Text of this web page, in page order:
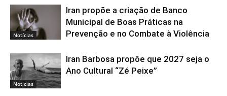
Notícias
Iran propõe a criação de Banco
Municipal de Boas Práticas na
Prevenção e no Combate à Violência
Notícias
Iran Barbosa propõe que 2027 seja o
Ano Cultural “Zé Peixe”